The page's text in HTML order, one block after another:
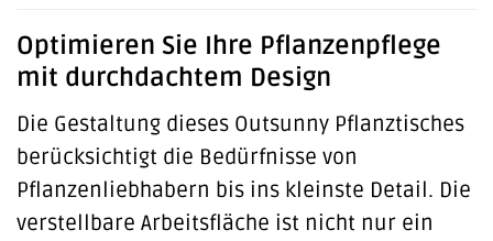
Optimieren Sie Ihre Pflanzenpflege
mit durchdachtem Design
Die Gestaltung dieses Outsunny Pflanztisches
berücksichtigt die Bedürfnisse von
Pflanzenliebhabern bis ins kleinste Detail. Die
verstellbare Arbeitsfläche ist nicht nur ein